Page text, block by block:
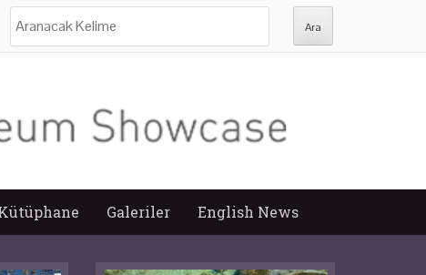
Galeriler English News